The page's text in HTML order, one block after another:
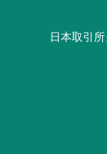
日本取引